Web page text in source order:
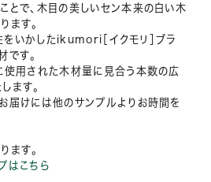
とで、木目の美しいセン本来の白い木
ます。
いかしたikumori［イクモリ］ブラ
です。
使用された木材量に見合う本数の広
ます。
届けには他のサンプルよりお時間を
ます。
はこちら